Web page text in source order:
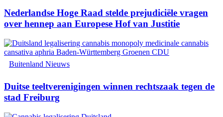
Nederlandse Hoge Raad stelde prejudiciële vragen
over hennep aan Europese Hof van Justitie
Buitenland Nieuws
Duitse teeltverenigingen winnen rechtszaak tegen de
stad Freiburg